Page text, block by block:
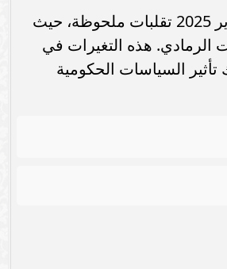
شهدت أسعار مواد البناء في السوق المصري اليوم الثلاثاء 25 فبراير 2025 تقلبات ملحوظة، حيث
الرمادي. هذه التغيرات في
السياسات الحكومية